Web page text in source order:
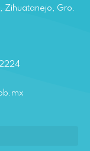
Zihuatanejo, Gro.